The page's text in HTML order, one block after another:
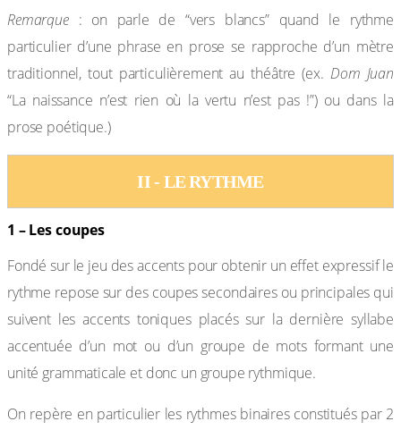
Remarque: on parle de “vers blancs” quand le rythme
particulier d’une phrase en prose se rapproche d’un mètre
traditionnel, tout particulièrement au théâtre (ex. Dom Juan
“La naissance n’est rien où la vertu n’est pas !”) ou dans la
prose poétique.)
II - LE RYTHME
1 – Les coupes
Fondé sur le jeu des accents pour obtenir un effet expressif le
rythme repose sur des coupes secondaires ou principales qui
suivent les accents toniques placés sur la dernière syllabe
accentuée d’un mot ou d’un groupe de mots formant une
unité grammaticale et donc un groupe rythmique.
On repère en particulier les rythmes binaires constitués par 2